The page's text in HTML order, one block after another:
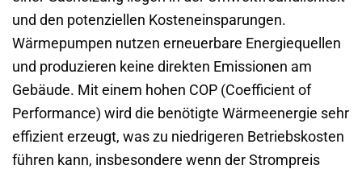
und den potenziellen Kosteneinsparungen.
Wärmepumpen nutzen erneuerbare Energiequellen
und produzieren keine direkten Emissionen am
Gebäude. Mit einem hohen COP (Coefficient of
Performance) wird die benötigte Wärmeenergie sehr
effizient erzeugt, was zu niedrigeren Betriebskosten
führen kann, insbesondere wenn der Strompreis